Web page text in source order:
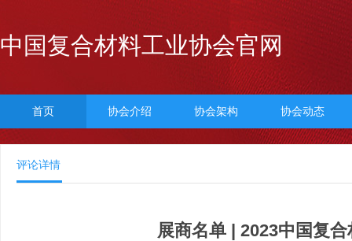
中国复合材料工业协会官网
首页 协会介绍 协会架构 协会动态
评论详情
展商名单 | 2023中国复